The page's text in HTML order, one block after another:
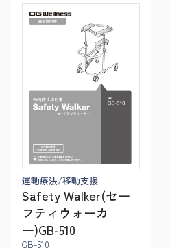
運動療法/移動支援
Safety Walker(セー
フティウォーカ
ー)GB-510
GB-510